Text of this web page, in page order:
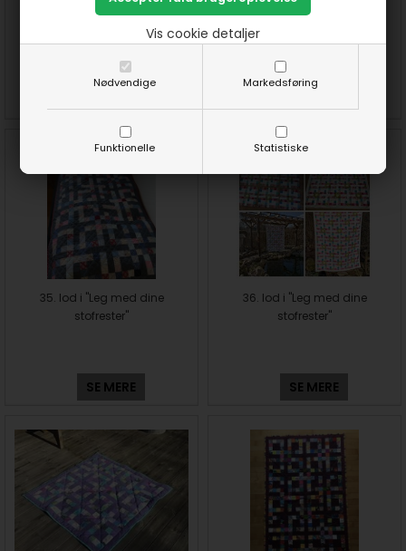
Nødvendige Markedsføring
Funktionelle Statistiske
Vis cookie detaljer
33. lod i "Leg med dine
34. lod i "Leg med dine
35. lod i "Leg med dine
stofrester"
SE MERE
36. lod i "Leg med dine
stofrester"
SE MERE